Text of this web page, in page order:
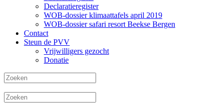
Declaratieregister
WOB-dossier klimaattafels april 2019
WOB-dossier safari resort Beekse Bergen
Contact
Steun de PVV
Vrijwilligers gezocht
Donatie